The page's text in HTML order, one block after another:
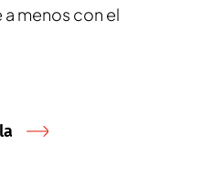
menos con el